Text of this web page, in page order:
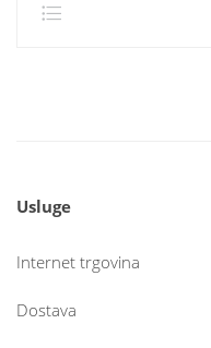
Usluge
Internet trgovina
Dostava